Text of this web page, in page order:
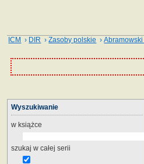
ICM › DIR ›Zasoby polskie ›
Wyszukiwanie
w książce
szukaj w całej serii